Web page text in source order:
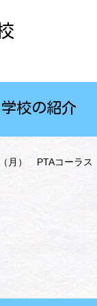
学校の紹介
月） PTAコーラス